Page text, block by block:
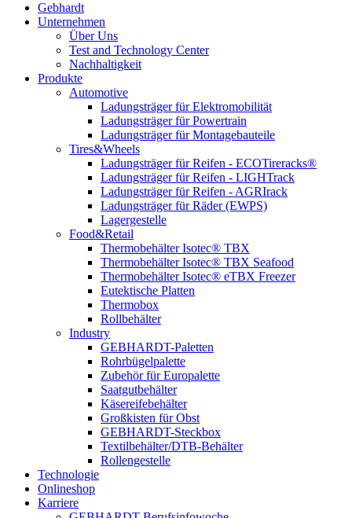
Gebhardt
Unternehmen
Über Uns
Test and Technology Center
Nachhaltigkeit
Produkte
Automotive
Ladungsträger für Elektromobilität
Ladungsträger für Powertrain
Ladungsträger für Montagebauteile
Tires&Wheels
Ladungsträger für Reifen - ECOTireracks®
Ladungsträger für Reifen - LIGHTrack
Ladungsträger für Reifen - AGRIrack
Ladungsträger für Räder (EWPS)
Lagergestelle
Food&Retail
Thermobehälter Isotec® TBX
Thermobehälter Isotec® TBX Seafood
Thermobehälter Isotec® eTBX Freezer
Eutektische Platten
Thermobox
Rollbehälter
Industry
GEBHARDT-Paletten
Rohrbügelpalette
Zubehör für Europalette
Saatgutbehälter
Käsereifebehälter
Großkisten für Obst
GEBHARDT-Steckbox
Textilbehälter/DTB-Behälter
Rollengestelle
Technologie
Onlineshop
Karriere